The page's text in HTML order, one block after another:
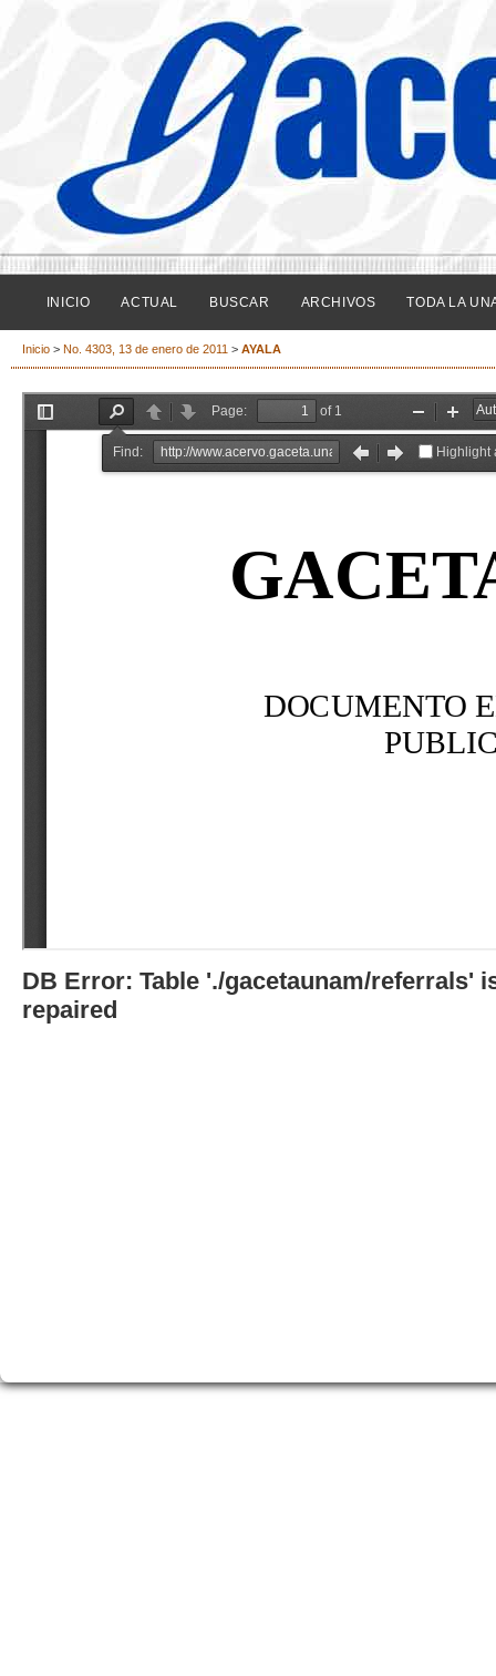
INICIO ACTUAL BUSCAR ARCHIVOS TODA LA
Inicio > No. 4303, 13 de enero de 2011 > AYALA
DB Error: Table './gacetaunam/referrals'
repaired